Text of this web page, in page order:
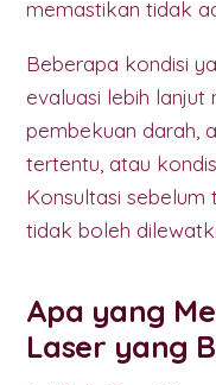
memastikan tidak
Beberapa kondisi
evaluasi lebih
pembekuan darah,
tertentu, atau
Konsultasi
tidak boleh
Apa yang
Laser yang